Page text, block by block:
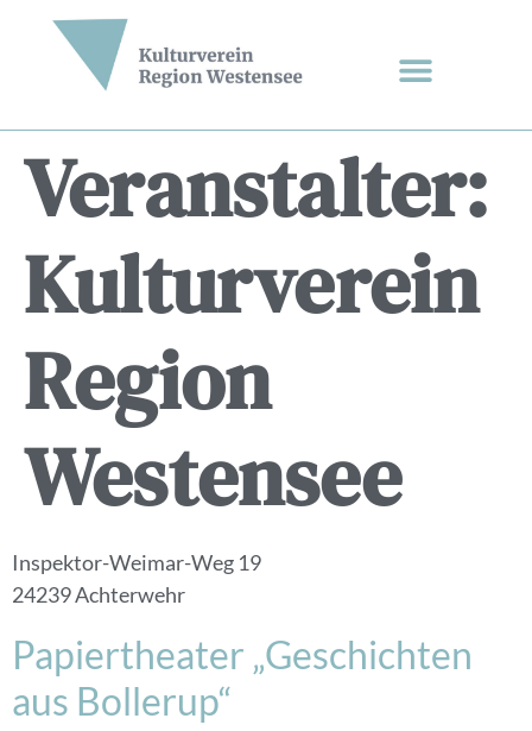
Veranstalter:
Kulturverein
Region
Westensee
Inspektor-Weimar-Weg 19
24239 Achterwehr
Papiertheater „Geschichten
aus Bollerup“